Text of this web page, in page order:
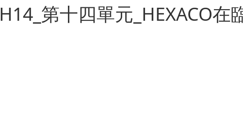
H14_第十四單元_HEXACO在